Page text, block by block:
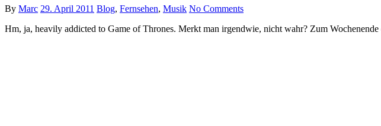
By Marc 29. April 2011 Blog, Fernsehen, Musik No Comments
Hm, ja, heavily addicted to Game of Thrones. Merkt man irgendwie, nicht wahr? Zum